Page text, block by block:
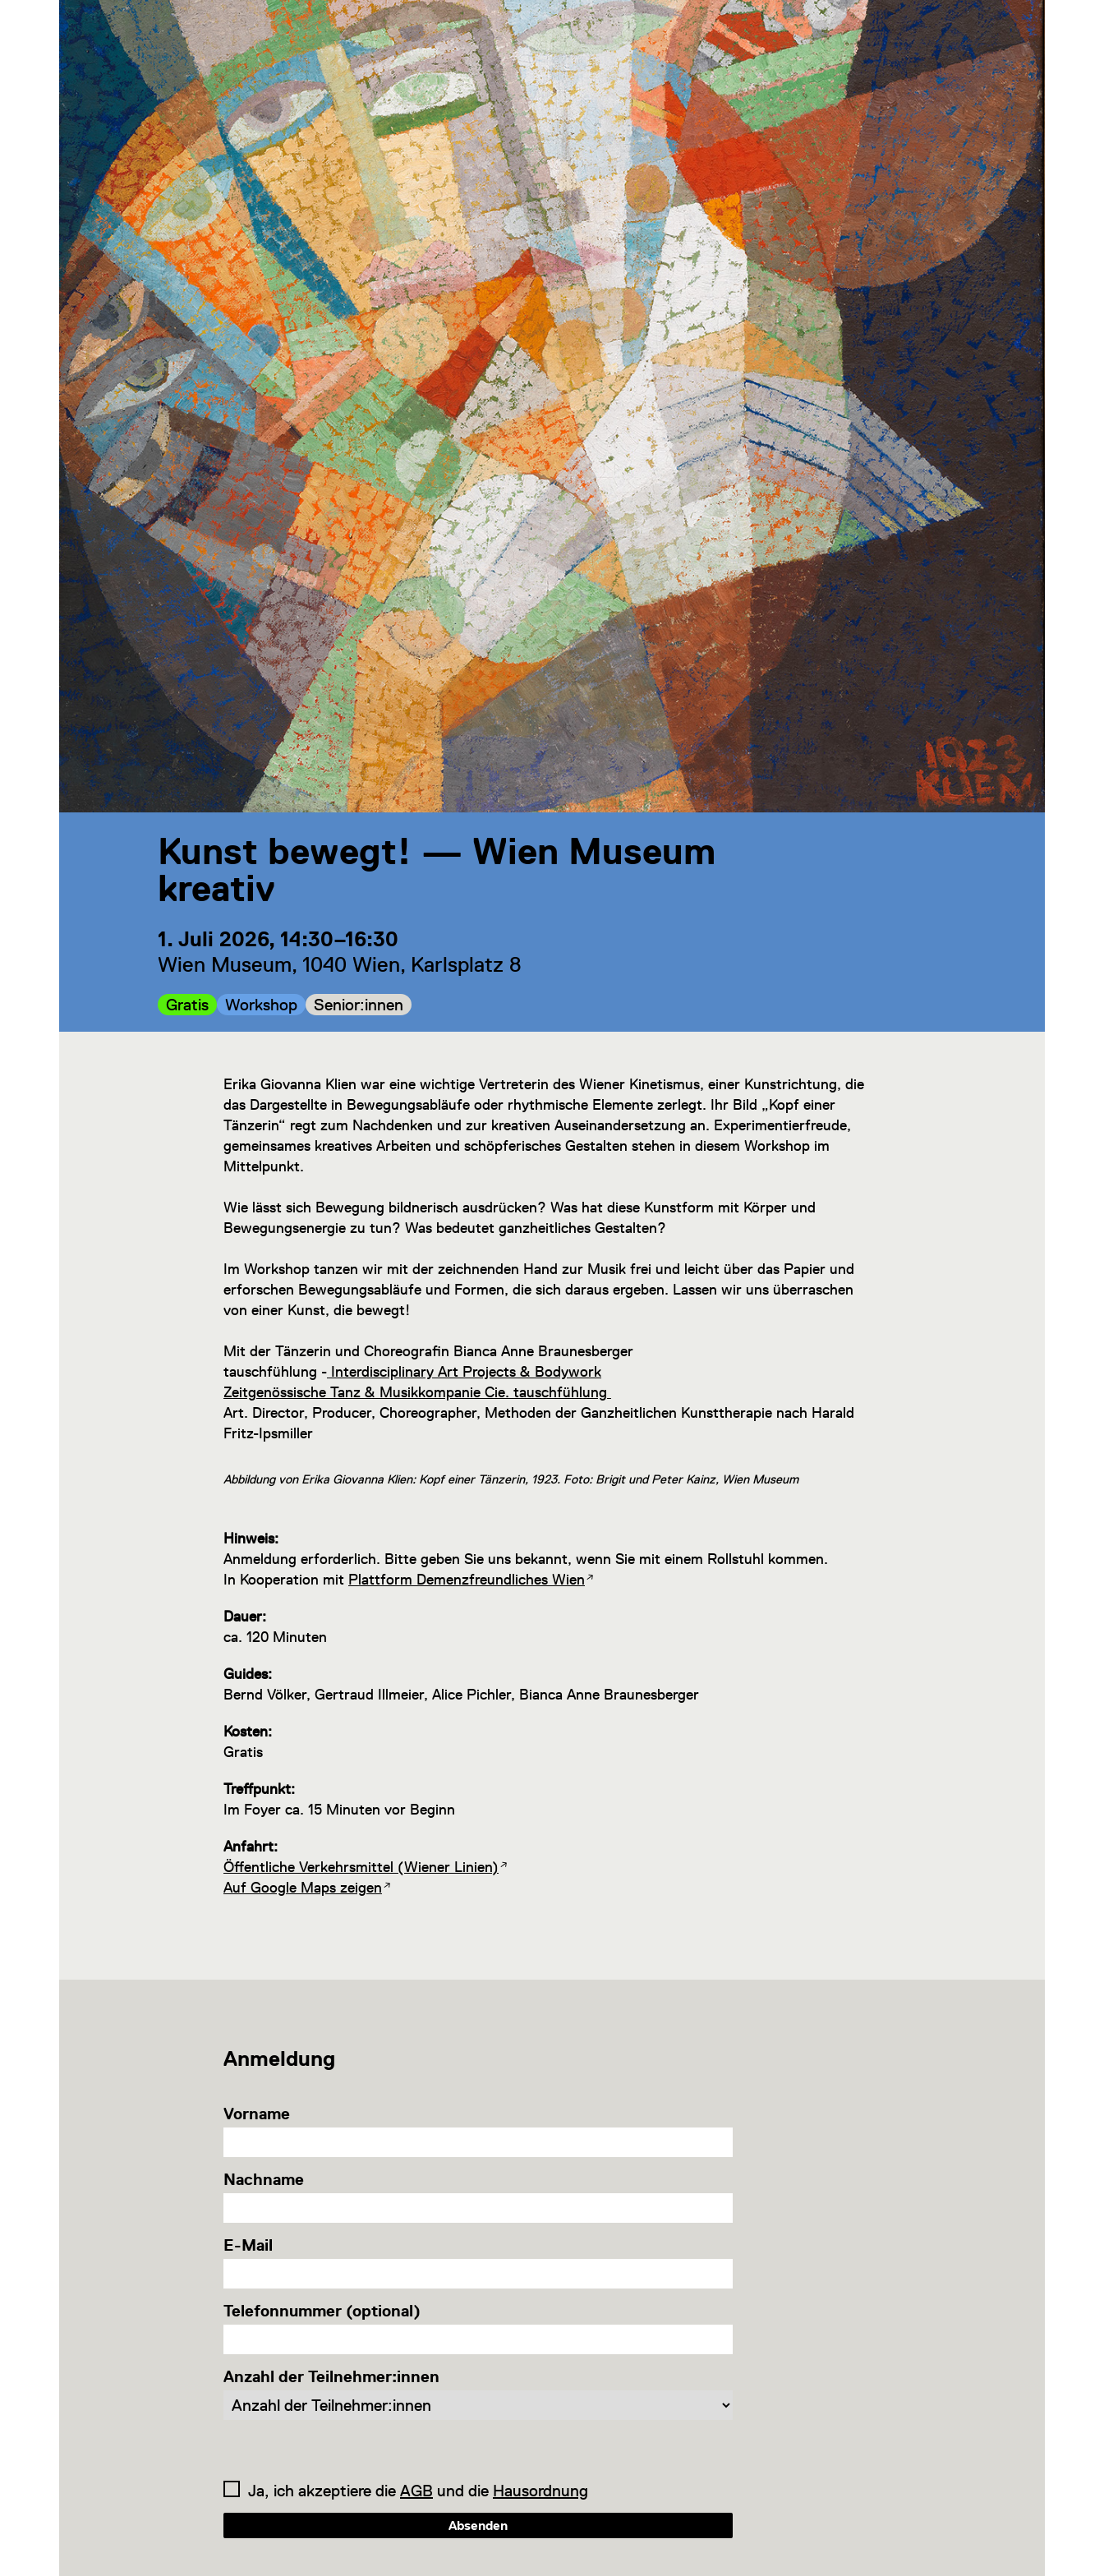
Kunst bewegt! — Wien Museum
kreativ
1. Juli 2026, 14:30–16:30
Wien Museum, 1040 Wien, Karlsplatz 8
Kategorie:
Gratis Kategorie:
Workshop Kategorie:
Senior:innen
Erika Giovanna Klien war eine wichtige Vertreterin des Wiener Kinetismus, einer Kunstrichtung, die
das Dargestellte in Bewegungsabläufe oder rhythmische Elemente zerlegt. Ihr Bild „Kopf einer
Tänzerin“ regt zum Nachdenken und zur kreativen Auseinandersetzung an. Experimentierfreude,
gemeinsames kreatives Arbeiten und schöpferisches Gestalten stehen in diesem Workshop im
Mittelpunkt.
Wie lässt sich Bewegung bildnerisch ausdrücken? Was hat diese Kunstform mit Körper und
Bewegungsenergie zu tun? Was bedeutet ganzheitliches Gestalten?
Im Workshop tanzen wir mit der zeichnenden Hand zur Musik frei und leicht über das Papier und
erforschen Bewegungsabläufe und Formen, die sich daraus ergeben. Lassen wir uns überraschen
von einer Kunst, die bewegt!
Mit der Tänzerin und Choreografin Bianca Anne Braunesberger
tauschfühlung - Interdisciplinary Art Projects & Bodywork
Zeitgenössische Tanz & Musikkompanie Cie. tauschfühlung
Art. Director, Producer, Choreographer, Methoden der Ganzheitlichen Kunsttherapie nach Harald
Fritz-Ipsmiller
Abbildung von Erika Giovanna Klien: Kopf einer Tänzerin, 1923. Foto: Brigit und Peter Kainz, Wien Museum
Hinweis:
Anmeldung erforderlich. Bitte geben Sie uns bekannt, wenn Sie mit einem Rollstuhl kommen.
In Kooperation mit Plattform Demenzfreundliches Wien
Dauer:
ca. 120 Minuten
Guides:
Bernd Völker, Gertraud Illmeier, Alice Pichler, Bianca Anne Braunesberger
Kosten:
Gratis
Treffpunkt:
Im Foyer ca. 15 Minuten vor Beginn
Anfahrt:
Öffentliche Verkehrsmittel (Wiener Linien)
Auf Google Maps zeigen
Anmeldung
Vorname
Nachname
E-Mail
Telefonnummer (optional)
Anzahl der Teilnehmer:innen
Ja, ich akzeptiere die AGB und die Hausordnung
Absenden